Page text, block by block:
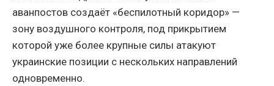
аванпостов создаёт «беспилотный коридор» —
зону воздушного контроля, под прикрытием
которой уже более крупные силы атакуют
украинские позиции с нескольких направлений
одновременно.